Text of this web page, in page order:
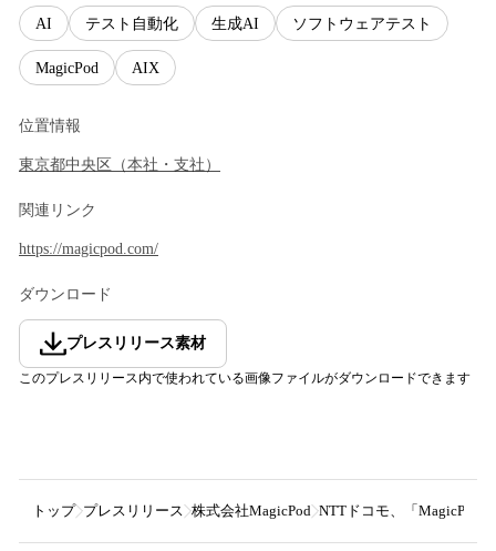
AI テスト自動化 生成AI ソフトウェアテスト
MagicPod AIX
位置情報
東京都中央区 （本社・支社 ）
関連リンク
https://magicpod.com/
ダウンロード
プレスリリース素材
このプレスリリース内で使われている画像ファイルがダウンロードできます
トップ プレスリリース 株式会社MagicPod NTTドコモ、「MagicPod